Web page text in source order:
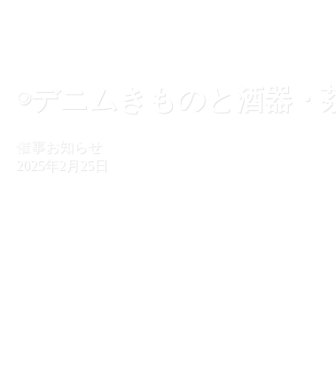
◉デニムきものと酒器・
催事お知らせ
2025年2月25日